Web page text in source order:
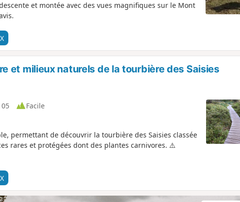
et montée avec des vues magnifiques sur le Mont
et milieux naturels de la tourbière des Saisies
05
Facile
permettant de découvrir la tourbière des Saisies classée
rares et protégées dont des plantes carnivores. ⚠️